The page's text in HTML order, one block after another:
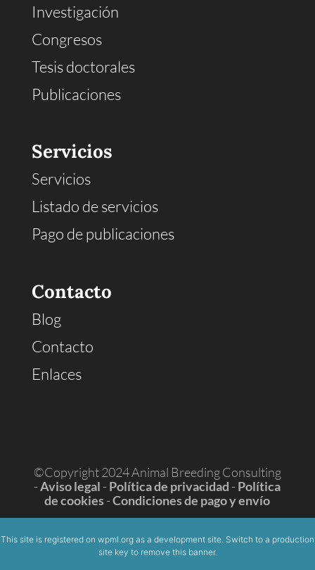
Investigación
Congresos
Tesis doctorales
Publicaciones
Servicios
Servicios
Listado de servicios
Pago de publicaciones
Contacto
Blog
Contacto
Enlaces
©Copyright 2024 Animal Breeding Consulting
-Aviso legal - Política de privacidad - Política
de cookies-Condiciones de pago y envío
This site is registered on wpml.org as a development site. Switch to a production
site key to remove this banner.